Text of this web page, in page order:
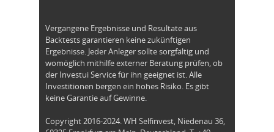
Vergangene Ergebnisse und Resultate aus
Backtests garantieren keine zukünftigen
Ergebnisse. Jeder Anleger sollte sorgfältig und
womöglich mithilfe externer Beratung prüfen, ob
der Investui Service für ihn geeignet ist. Alle
Investitionen bergen ein hohes Risiko. Es gibt
keine Garantie auf Gewinne.
Copyright 2016-2024. WH Selfinvest, Niedenau 36,